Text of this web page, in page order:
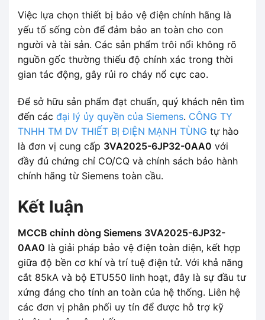
Việc lựa chọn thiết bị bảo vệ điện chính hãng là
yếu tố sống còn để đảm bảo an toàn cho con
người và tài sản. Các sản phẩm trôi nổi không rõ
nguồn gốc thường thiếu độ chính xác trong thời
gian tác động, gây rủi ro cháy nổ cực cao.
Để sở hữu sản phẩm đạt chuẩn, quý khách nên tìm
đến các đại lý ủy quyền của Siemens. CÔNG TY
TNHH TM DV THIẾT BỊ ĐIỆN MẠNH TÙNG tự hào
là đơn vị cung cấp 3VA2025-6JP32-0AA0 với
đầy đủ chứng chỉ CO/CQ và chính sách bảo hành
chính hãng từ Siemens toàn cầu.
Kết luận
MCCB chỉnh dòng Siemens 3VA2025-6JP32-
0AA0 là giải pháp bảo vệ điện toàn diện, kết hợp
giữa độ bền cơ khí và trí tuệ điện tử. Với khả năng
cắt 85kA và bộ ETU550 linh hoạt, đây là sự đầu tư
xứng đáng cho tính an toàn của hệ thống. Liên hệ
các đơn vị phân phối uy tín để được hỗ trợ kỹ